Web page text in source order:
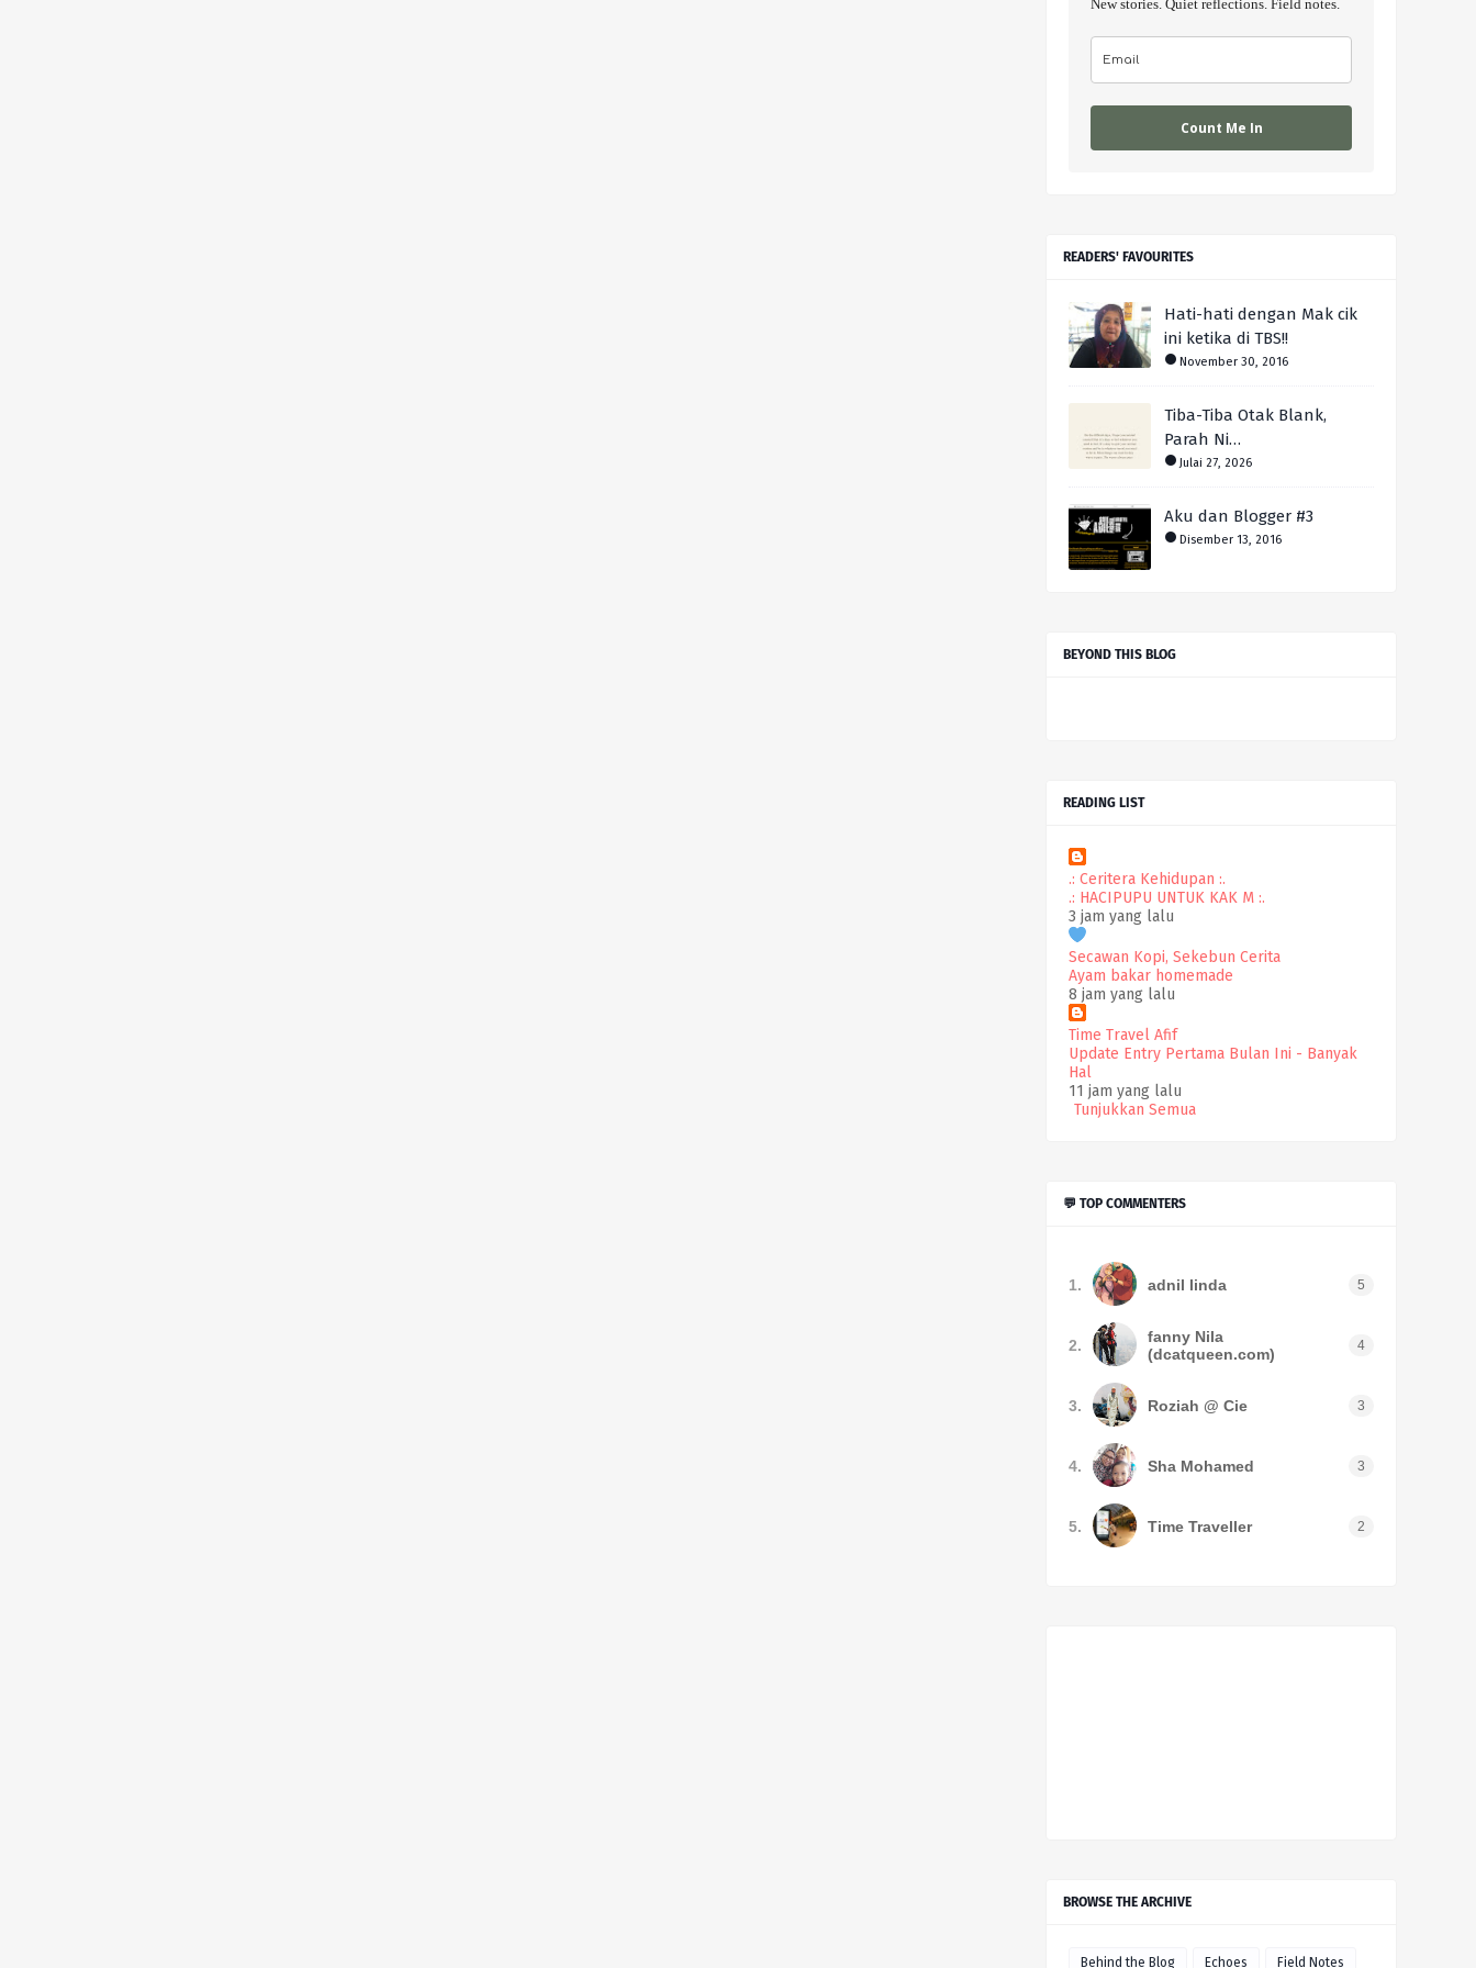
New stories. Quiet reflections. Field notes.
Count Me In
READERS' FAVOURITES
Hati-hati dengan Mak cik
ini ketika di TBS!!
November 30, 2016
Tiba-Tiba Otak Blank,
Parah Ni…
Julai 27, 2026
Aku dan Blogger #3
Disember 13, 2016
BEYOND THIS BLOG
READING LIST
.: Ceritera Kehidupan :.
.: HACIPUPU UNTUK KAK M :.
3 jam yang lalu
Secawan Kopi, Sekebun Cerita
Ayam bakar homemade
8 jam yang lalu
Time Travel Afif
Update Entry Pertama Bulan Ini - Banyak
Hal
11 jam yang lalu
Tunjukkan Semua
💬 TOP COMMENTERS
1. adnil linda 5
2.
fanny Nila
(dcatqueen.com)
4
3. Roziah @ Cie 3
4. Sha Mohamed 3
5. Time Traveller 2
BROWSE THE ARCHIVE
Behind the Blog Echoes Field Notes